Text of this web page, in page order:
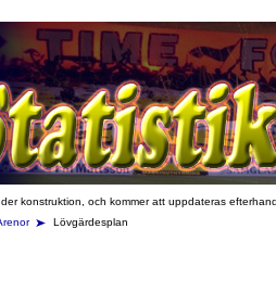
konstruktion, och kommer att uppdateras
Lövgärdesplan